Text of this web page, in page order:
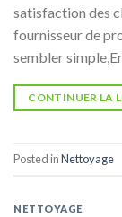
satisfaction des
fournisseur de
sembler
CONTINUER LA
Posted inNettoyage
NETTOYAGE